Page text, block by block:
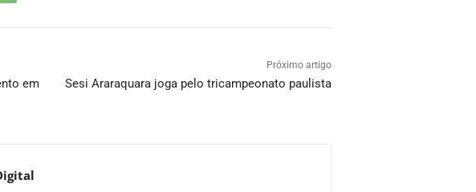
em
Próximo artigo
Sesi Araraquara joga pelo tricampeonato paulista